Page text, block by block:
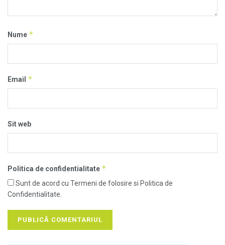
Nume *
Email *
Sit web
Politica de confidentialitate *
Sunt de acord cu Termeni de folosire si Politica de
Confidentialitate.